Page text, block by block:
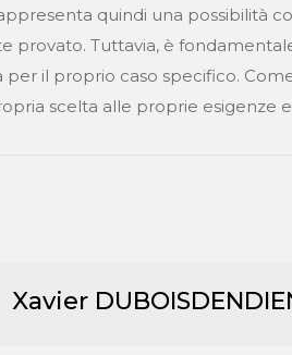
quindi una possibilità
provato. Tuttavia, è
per il proprio caso specifico.
scelta alle proprie esigenze
Xavier